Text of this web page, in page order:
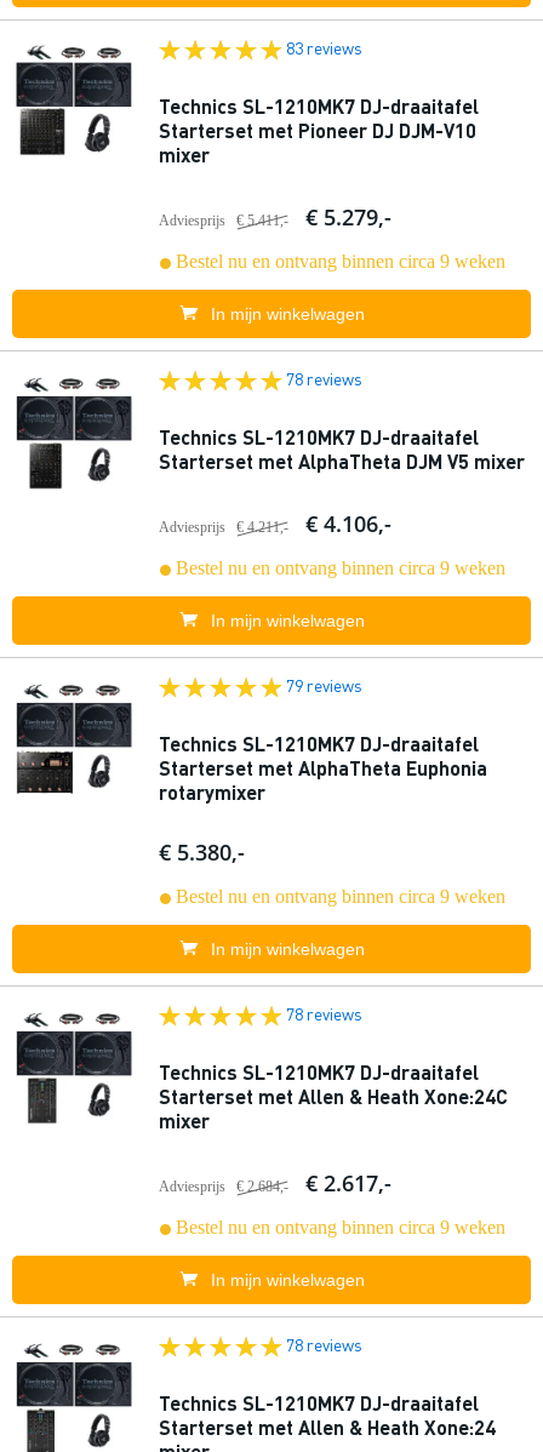
83 reviews
Technics SL-1210MK7 DJ-draaitafel
Starterset met Pioneer DJ DJM-V10
mixer
Adviesprijs € 5.411,- € 5.279,-
Bestel nu en ontvang binnen circa 9 weken
In mijn winkelwagen
78 reviews
Technics SL-1210MK7 DJ-draaitafel
Starterset met AlphaTheta DJM V5 mixer
Adviesprijs € 4.211,- € 4.106,-
Bestel nu en ontvang binnen circa 9 weken
In mijn winkelwagen
79 reviews
Technics SL-1210MK7 DJ-draaitafel
Starterset met AlphaTheta Euphonia
rotarymixer
€ 5.380,-
Bestel nu en ontvang binnen circa 9 weken
In mijn winkelwagen
78 reviews
Technics SL-1210MK7 DJ-draaitafel
Starterset met Allen & Heath Xone:24C
mixer
Adviesprijs € 2.684,- € 2.617,-
Bestel nu en ontvang binnen circa 9 weken
In mijn winkelwagen
78 reviews
Technics SL-1210MK7 DJ-draaitafel
Starterset met Allen & Heath Xone:24